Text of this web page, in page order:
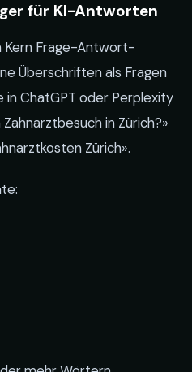
für KI-Antworten
Kern Frage-Antwort-
Überschriften als Fragen
in ChatGPT oder Perplexity
in Zürich?»
Zürich».